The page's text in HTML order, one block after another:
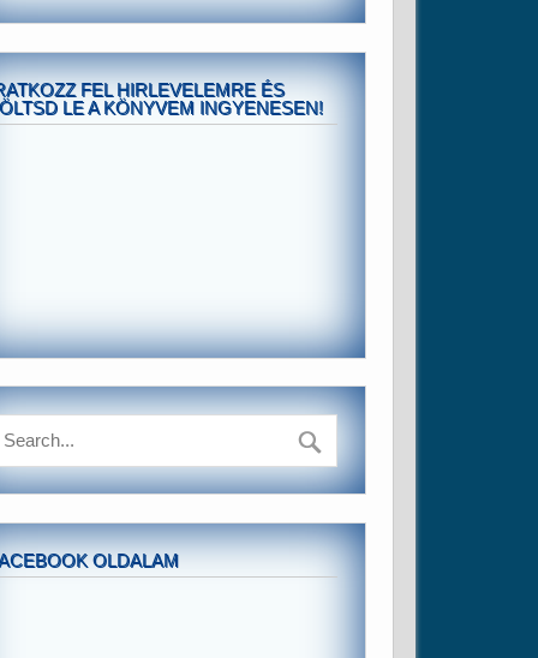
FEL HIRLEVELEMRE ÉS
LE A KÖNYVEM INGYENESEN!
OLDALAM